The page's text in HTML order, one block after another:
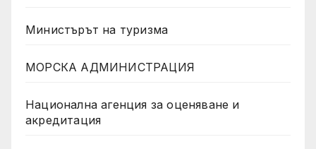
Министърът на туризма
МОРСКА АДМИНИСТРАЦИЯ
Национална агенция за оценяване и
акредитация